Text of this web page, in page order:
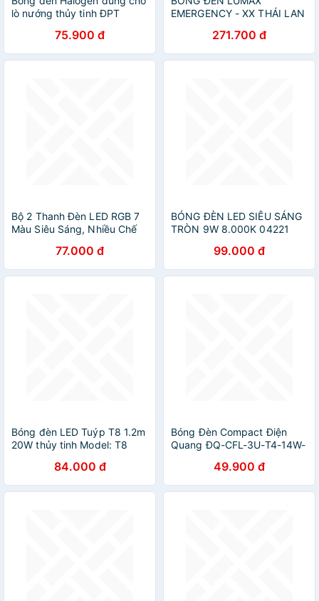
lò nướng thủy tinh ĐPT
75.900 đ
EMERGENCY - XX THÁI LAN
CÚP ĐIỆN271.700 đ
Bộ 2 Thanh Đèn LED RGB 7
Màu Siêu Sáng, Nhiều Chế
77.000 đ
BÓNG ĐÈN LED SIÊU SÁNG
TRÒN 9W 8.000K 04221
99.000 đ
Bóng đèn LED Tuýp T8 1.2m
20W thủy tinh Model: T8
84.000 đ
Bóng Đèn Compact Điện
Quang ĐQ-CFL-3U-T4-14W-
49.900 đ